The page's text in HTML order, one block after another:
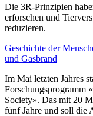
Die 3R-Prinzipien
erforschen und
reduzieren.
Geschichte der
und Gasbrand
Im Mai letzten Jahres
Forschungsprogramm
Society». Das mit 20
fünf Jahre und soll die